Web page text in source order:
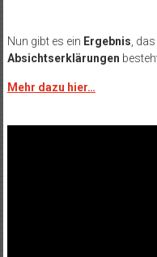
Nun gibt es ein Ergebnis ,
Absichtserklärungen
Mehr dazu hier…